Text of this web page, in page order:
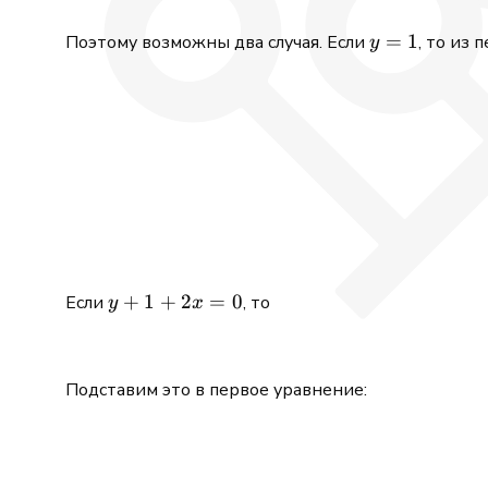
Поэтому возможны два случая. Если y=1
y = 1, то из
Если y+1+2x=0
y + 1 + 2x = 0, то
Подставим это в первое уравнение: